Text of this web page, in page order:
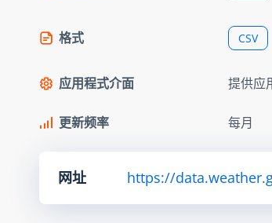
格式 CSV
应用程式介面 提供应
更新频率 每月
网址 https://